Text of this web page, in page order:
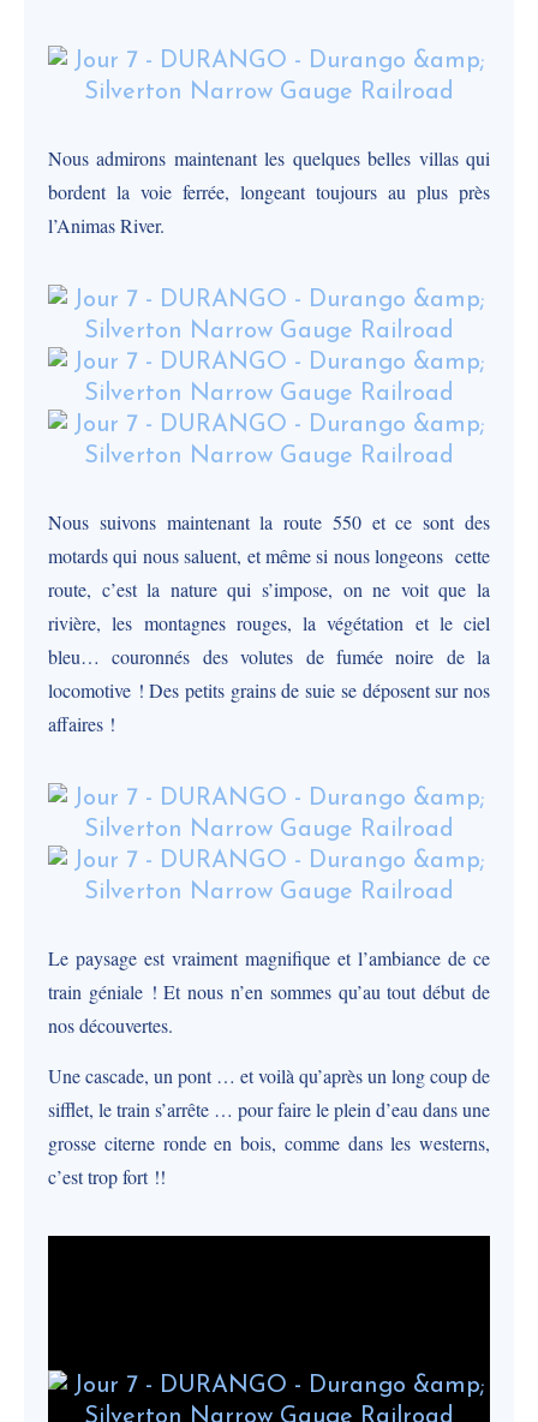
Nous admirons maintenant les quelques belles villas qui
bordent la voie ferrée, longeant toujours au plus près
l’Animas River.
Nous suivons maintenant la route 550 et ce sont des
motards qui nous saluent, et même si nous longeons cette
route, c’est la nature qui s’impose, on ne voit que la
rivière, les montagnes rouges, la végétation et le ciel
bleu… couronnés des volutes de fumée noire de la
locomotive ! Des petits grains de suie se déposent sur nos
affaires !
Le paysage est vraiment magnifique et l’ambiance de ce
train géniale ! Et nous n’en sommes qu’au tout début de
nos découvertes.
Une cascade, un pont … et voilà qu’après un long coup de
sifflet, le train s’arrête … pour faire le plein d’eau dans une
grosse citerne ronde en bois, comme dans les westerns,
c’est trop fort !!